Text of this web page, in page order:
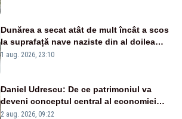
Dunărea a secat atât de mult încât a scos
la suprafață nave naziste din al doilea
război mondial
1 aug. 2026, 23:10
Daniel Udrescu: De ce patrimoniul va
deveni conceptul central al economiei
viitoare?
2 aug. 2026, 09:22